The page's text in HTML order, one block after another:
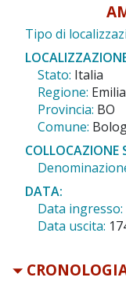
Tipo di
Stato: Italia
Regione:
Provincia: BO
Comune:
COLLOCAZIONE
DATA:
Data ingresso:
Data uscita: